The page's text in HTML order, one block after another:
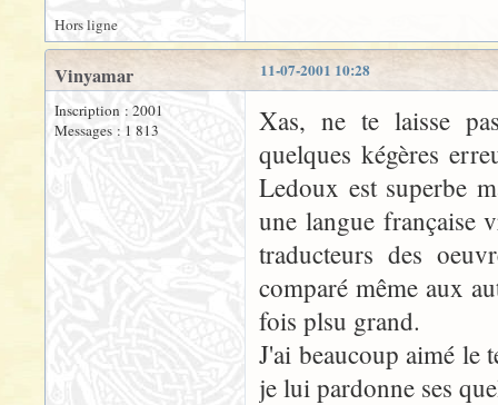
Hors ligne
11-07-2001 10:28
Vinyamar
Inscription : 2001
Messages : 1 813
Xas, ne te laisse
quelques kégères
Ledoux est superbe
une langue française
traducteurs des
comparé même aux
fois plsu grand.
J'ai beaucoup aimé le
je lui pardonne ses